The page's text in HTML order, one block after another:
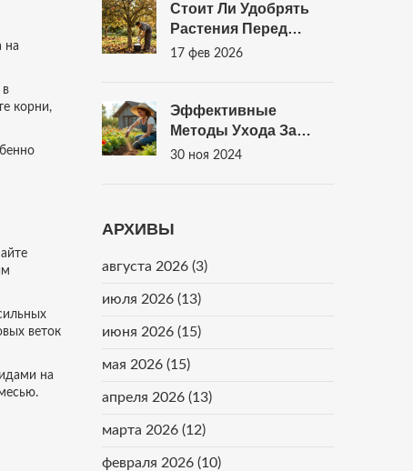
на
в
корни,
веток
на
Стоит Ли Удобрять
Растения Перед
Заморозками: Правда
17 фев 2026
Эффективные
Методы Ухода За
Садовыми
30 ноя 2024
АРХИВЫ
августа 2026 (3)
июля 2026 (13)
июня 2026 (15)
мая 2026 (15)
апреля 2026 (13)
марта 2026 (12)
февраля 2026 (10)